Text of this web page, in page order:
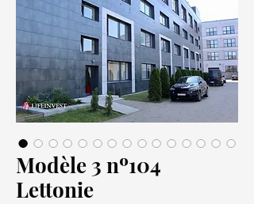
Modèle 3 nº104
Lettonie